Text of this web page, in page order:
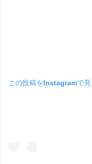
この投稿をInstagramで見